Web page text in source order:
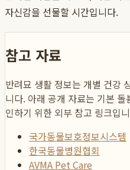
자신감을 선물할 시간입니다.
참고 자료
반려묘 생활 정보는 개별 건강
니다. 아래 공개 자료는 기본
인하기 위한 외부 참고 링크입
국가동물보호정보시스템
한국동물병원협회
AVMA Pet Care